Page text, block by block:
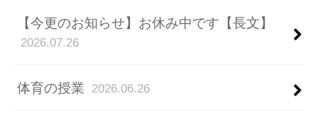
【今更のお知らせ】お休み中です【長文】
2026.07.26
体育の授業 2026.06.26